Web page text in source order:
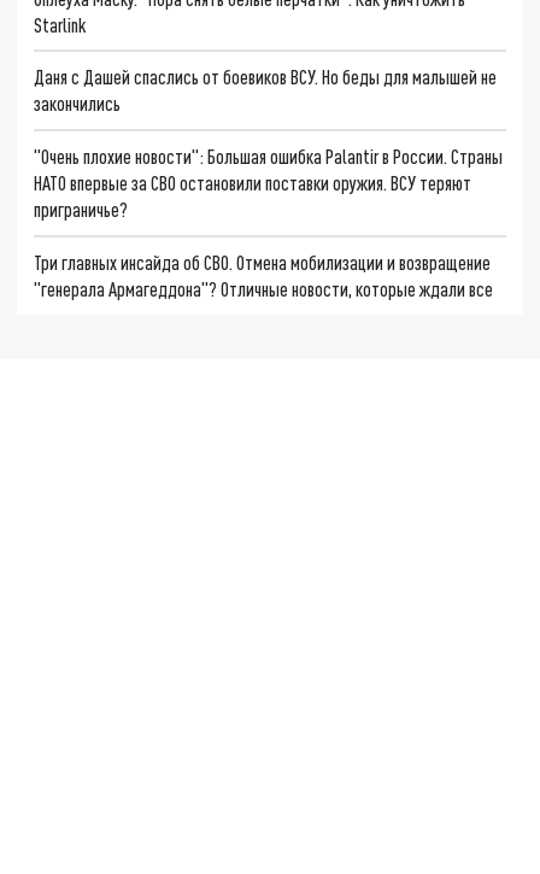
Starlink
Даня с Дашей спаслись от боевиков ВСУ. Но беды для малышей не
закончились
"Очень плохие новости": Большая ошибка Palantir в России. Страны
НАТО впервые за СВО остановили поставки оружия. ВСУ теряют
приграничье?
Три главных инсайда об СВО. Отмена мобилизации и возвращение
"генерала Армагеддона"? Отличные новости, которые ждали все